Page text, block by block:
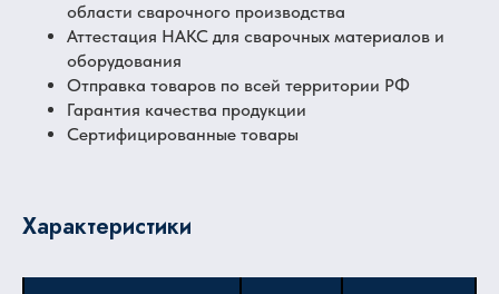
области сварочного производства
Аттестация НАКС для сварочных материалов и
оборудования
Отправка товаров по всей территории РФ
Гарантия качества продукции
Сертифицированные товары
Характеристики